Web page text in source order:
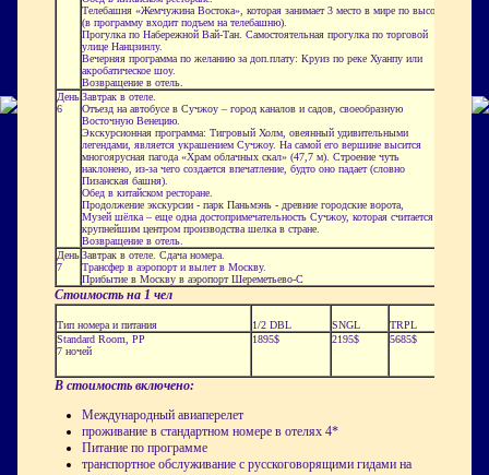
Телебашня «Жемчужина Востока», которая занимает 3 место в мире по высоте
(в программу входит подъем на телебашню).
Прогулка по Набережной Вай-Тан. Самостоятельная прогулка по торговой
улице Нанцзинлу.
Вечерняя программа по желанию за доп.плату: Круиз по реке Хуанпу или
акробатическое шоу.
Возвращение в отель.
День
6
Завтрак в отеле.
Отъезд на автобусе в Сучжоу – город каналов и садов, своеобразную
Восточную Венецию.
Экскурсионная программа: Тигровый Холм, овеянный удивительными
легендами, является украшением Сучжоу. На самой его вершине высится
многоярусная пагода «Храм облачных скал» (47,7 м). Строение чуть
наклонено, из-за чего создается впечатление, будто оно падает (словно
Пизанская башня).
Обед в китайском ресторане.
Продолжение экскурсии - парк Паньмэнь - древние городские ворота,
Музей шёлка – еще одна достопримечательность Сучжоу, которая считается
крупнейшим центром производства шелка в стране.
Возвращение в отель.
День
7
Завтрак в отеле. Сдача номера.
Трансфер в аэропорт и вылет в Москву.
Прибытие в Москву в аэропорт Шереметьево-С
Стоимость на 1 чел
Тип номера и питания 1/2 DBL SNGL
TRPL
Standard Room, PP
7 ночей
1895$ 2195$ 5685$
В стоимость включено:
Международный авиаперелет
проживание в стандартном номере в отелях 4*
Питание по программе
транспортное обслуживание с русскоговорящими гидами на